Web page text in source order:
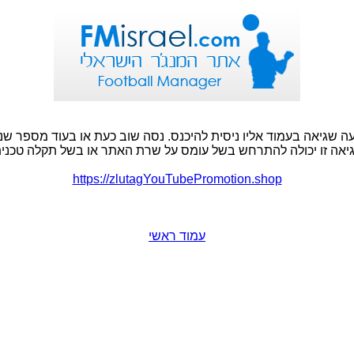
שגיאה בעמוד אליו ניסית להיכנס. נסה שוב כעת או בעוד מספר
זו יכולה להתרחש בשל עומס על שרת האתר או בשל תקלה
https://zlutagYouTubePromotion.shop
עמוד ראשי